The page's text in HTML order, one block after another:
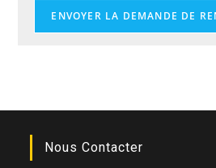
ENVOYER LA DEMANDE DE
Nous Contacter